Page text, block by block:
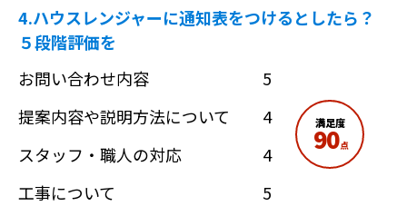
4.ハウスレンジャーに通知表をつけるとしたら？
５段階評価を
お問い合わせ内容
5
提案内容や説明方法について
4
スタッフ・職人の対応
4
工事について
5
満足度
90点